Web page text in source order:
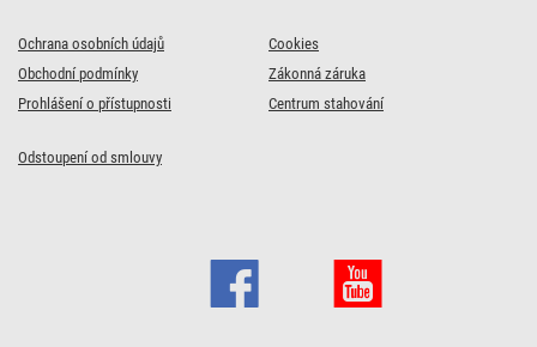
Ochrana osobních údajů
Obchodní podmínky
Prohlášení o přístupnosti
Cookies
Zákonná záruka
Centrum stahování
Odstoupení od smlouvy